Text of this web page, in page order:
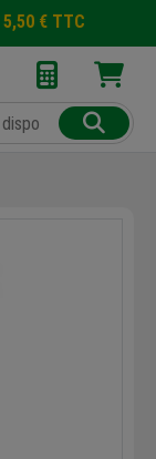
5,50 € TTC